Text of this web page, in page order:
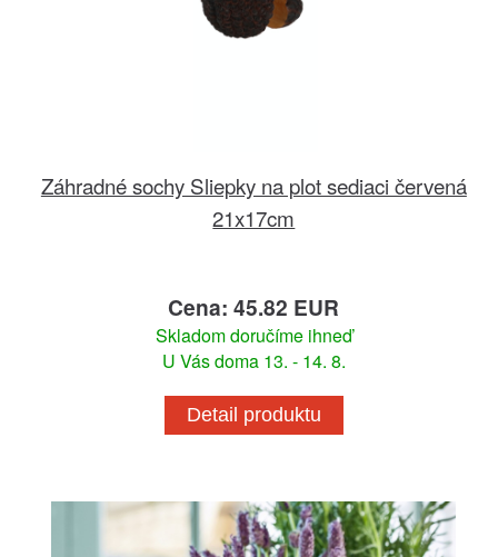
Záhradné sochy Sliepky na plot sediaci červená
21x17cm
Cena: 45.82 EUR
Skladom doručíme ihneď
U Vás doma 13. - 14. 8.
Detail produktu